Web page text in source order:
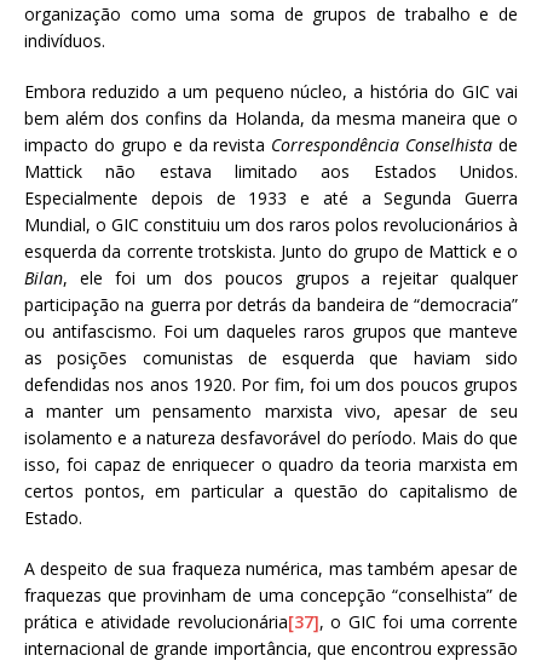
organização como uma soma de grupos de trabalho e de
indivíduos.
Embora reduzido a um pequeno núcleo, a história do GIC vai
bem além dos confins da Holanda, da mesma maneira que o
impacto do grupo e da revista Correspondência Conselhista de
Mattick não estava limitado aos Estados Unidos.
Especialmente depois de 1933 e até a Segunda Guerra
Mundial, o GIC constituiu um dos raros polos revolucionários à
esquerda da corrente trotskista. Junto do grupo de Mattick e o
Bilan, ele foi um dos poucos grupos a rejeitar qualquer
participação na guerra por detrás da bandeira de “democracia”
ou antifascismo. Foi um daqueles raros grupos que manteve
as posições comunistas de esquerda que haviam sido
defendidas nos anos 1920. Por fim, foi um dos poucos grupos
a manter um pensamento marxista vivo, apesar de seu
isolamento e a natureza desfavorável do período. Mais do que
isso, foi capaz de enriquecer o quadro da teoria marxista em
certos pontos, em particular a questão do capitalismo de
Estado.
A despeito de sua fraqueza numérica, mas também apesar de
fraquezas que provinham de uma concepção “conselhista” de
prática e atividade revolucionária[37], o GIC foi uma corrente
internacional de grande importância, que encontrou expressão